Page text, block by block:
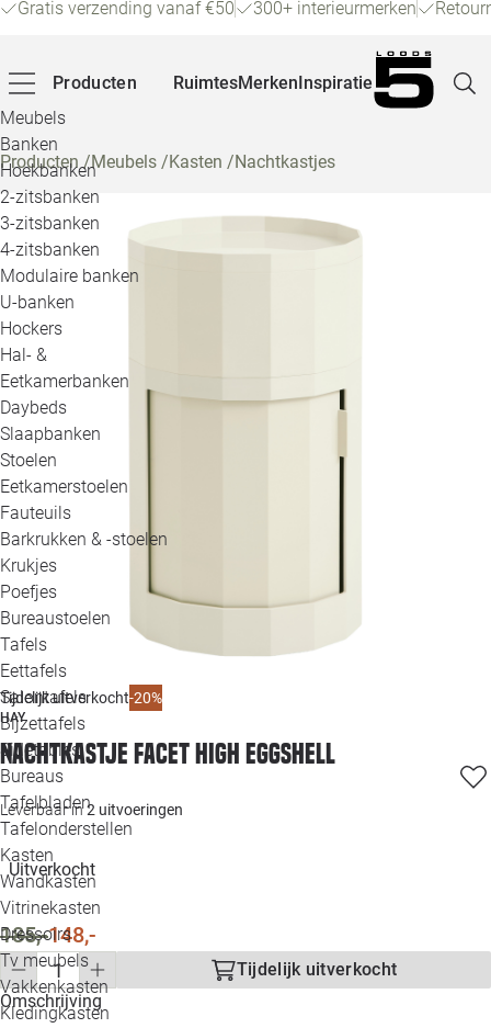
Gratis verzending vanaf €50 300+ interieurmerken
Producten
Meubels
Banken
Hoekbanken
2-zitsbanken
3-zitsbanken
4-zitsbanken
Modulaire banken
U-banken
Hockers
Hal- &
Eetkamerbanken
Daybeds
Slaapbanken
Stoelen
Eetkamerstoelen
Fauteuils
Barkrukken & -stoelen
Krukjes
Poefjes
Bureaustoelen
Tafels
Eettafels
Salontafels
Bijzettafels
Sidetables
Bureaus
Tafelbladen
Tafelonderstellen
Kasten
Wandkasten
Vitrinekasten
Dressoirs
Tv meubels
Vakkenkasten
Kledingkasten
RuimtesMerkenInspiratie
Producten/Meubels /Kasten /Nachtkastjes
Tijdelijk uitverkocht-20%
HAY
Nachtkastje Facet High eggshell
Leverbaar in2 uitvoeringen
Uitverkocht
185,-148,-
Tijdelijk uitverkocht
Omschrijving